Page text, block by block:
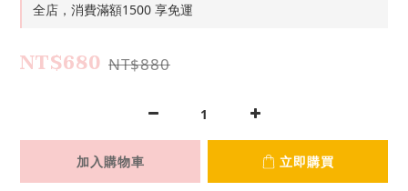
全店，消費滿額1500 享免運
NT$680 NT$880
加入購物車 立即購買